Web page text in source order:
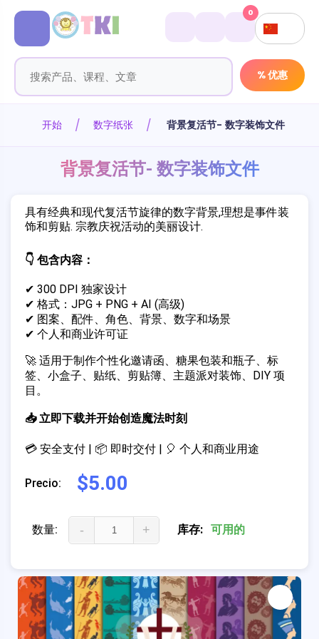
% 优惠
0
开始 数字纸张 背景复活节- 数字装饰文件
背景复活节- 数字装饰文件
具有经典和现代复活节旋律的数字背景,理想是事件装
饰和剪贴. 宗教庆祝活动的美丽设计.
👇 包含内容：
✔ 300 DPI 独家设计
✔ 格式：JPG + PNG + AI (高级)
✔ 图案、配件、角色、背景、数字和场景
✔ 个人和商业许可证
🚀 适用于制作个性化邀请函、糖果包装和瓶子、标
签、小盒子、贴纸、剪贴簿、主题派对装饰、DIY 项
目。
📥 立即下载并开始创造魔法时刻
💳 安全支付 | 📦 即时交付 | 🎈 个人和商业用途
Precio: $5.00
数量: - + 库存: 可用的